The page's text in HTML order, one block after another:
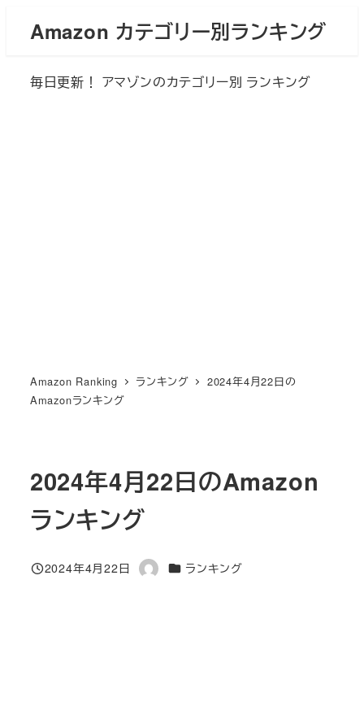
Amazon カテゴリー別ランキング
毎日更新！ アマゾンのカテゴリー別 ランキング
Amazon Ranking ランキング
2024年4月22日の
Amazonランキング
2024年4月22日のAmazon
ランキング
投稿日
2024年4月22日
著
カテゴリー
ランキング